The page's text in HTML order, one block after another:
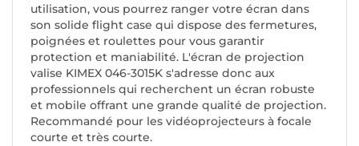
utilisation, vous pourrez ranger votre écran dans
son solide flight case qui dispose des fermetures,
poignées et roulettes pour vous garantir
protection et maniabilité. L'écran de projection
valise KIMEX 046-3015K s'adresse donc aux
professionnels qui recherchent un écran robuste
et mobile offrant une grande qualité de projection.
Recommandé pour les vidéoprojecteurs à focale
courte et très courte.